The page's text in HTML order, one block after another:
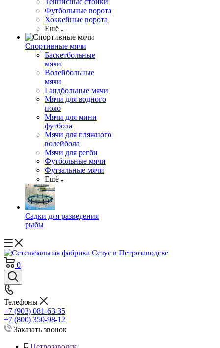
Теннисные стойки
Футбольные ворота
Хоккейные ворота
Ещё
Спортивные мячи
Баскетбольные
мячи
Волейбольные
мячи
Гандбольные мячи
Мячи для водного
поло
Мячи для мини
футбола
Мячи для пляжного
волейбола
Мячи для регби
Футбольные мячи
Футзальные мячи
Ещё
Садки для разведения
рыбы
0
Телефоны
+7 (903) 081-63-35
+7 (800) 350-98-12
Заказать звонок
Петрозаводск